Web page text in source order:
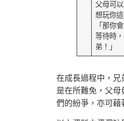
父母可
想玩你
「那你
等待時
弟！」
在成長過程中，兄
是在所難免，父
們的紛爭，亦可藉